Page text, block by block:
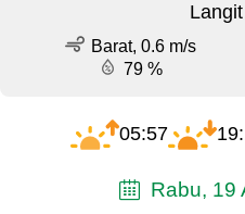
Barat, 0.6 m/s
79 %
05:57
Rabu, 19